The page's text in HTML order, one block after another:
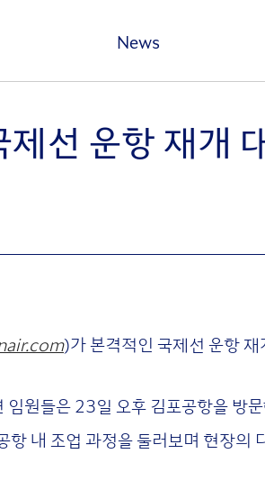
News
선 운항 재개
)가 본격적인 국제선 운항
원들은 23일 오후 김포공항을 방
항 내 조업 과정을 둘러보며 현장의